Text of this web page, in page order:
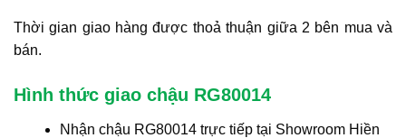
Thời gian giao hàng được thoả thuận giữa 2 bên mua và
bán.
Hình thức giao chậu RG80014
Nhận chậu RG80014 trực tiếp tại Showroom Hiền